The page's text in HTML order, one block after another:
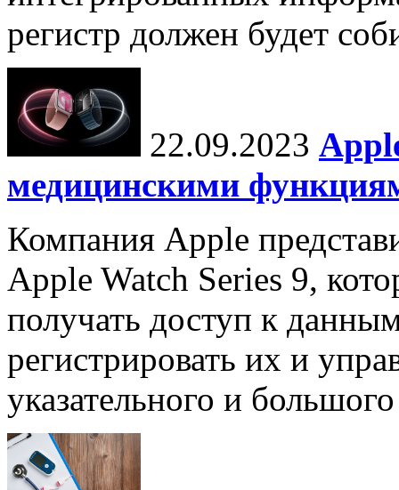
регистр должен будет
22.09.2023
медицинскими
Компания Apple
Apple Watch Series 9,
получать доступ к
регистрировать их и
указательного и